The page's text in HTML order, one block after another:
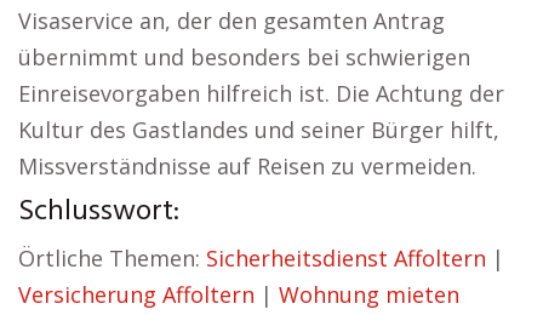
Visaservice an, der den gesamten Antrag
übernimmt und besonders bei schwierigen
Einreisevorgaben hilfreich ist. Die Achtung der
Kultur des Gastlandes und seiner Bürger hilft,
Missverständnisse auf Reisen zu vermeiden.
Schlusswort:
Örtliche Themen: Sicherheitsdienst Affoltern |
Versicherung Affoltern | Wohnung mieten